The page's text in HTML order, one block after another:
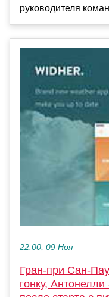
руководителя
22:00, 09 Ноя
Гран-при Сан-
гонку,